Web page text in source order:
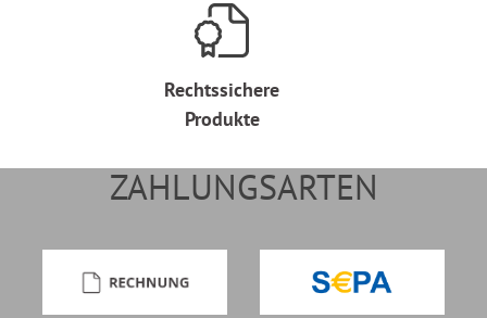
Rechtssichere
Produkte
ZAHLUNGSARTEN